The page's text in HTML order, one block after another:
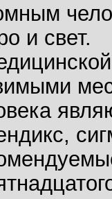
и свет.